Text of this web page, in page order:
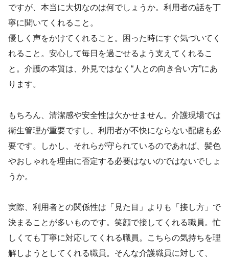
ですが、本当に大切なのは何でしょうか。利用者の話を丁
寧に聞いてくれること。
優しく声をかけてくれること。困った時にすぐ気づいてく
れること。安心して毎日を過ごせるよう支えてくれるこ
と。介護の本質は、外見ではなく“人との向き合い方”にあ
ります。
もちろん、清潔感や安全性は欠かせません。介護現場では
衛生管理が重要ですし、利用者が不快にならない配慮も必
要です。しかし、それらが守られているのであれば、髪色
やおしゃれを理由に否定する必要はないのではないでしょ
うか。
実際、利用者との関係性は「見た目」よりも「接し方」で
決まることが多いものです。笑顔で接してくれる職員。忙
しくても丁寧に対応してくれる職員。こちらの気持ちを理
解しようとしてくれる職員。そんな介護職員に対して、